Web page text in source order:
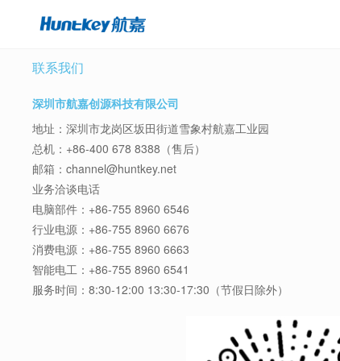
联系我们
深圳市航嘉创源科技有限公司
地址：深圳市龙岗区坂田街道雪象村航嘉工业园
总机： +86-400 678 8388（售后）
邮箱：channel@huntkey.net
业务洽谈电话
电脑部件： +86-755 8960 6546
行业电源： +86-755 8960 6676
消费电源： +86-755 8960 6663
智能电工： +86-755 8960 6541
服务时间：8:30-12:00 13:30-17:30（节假日除外）